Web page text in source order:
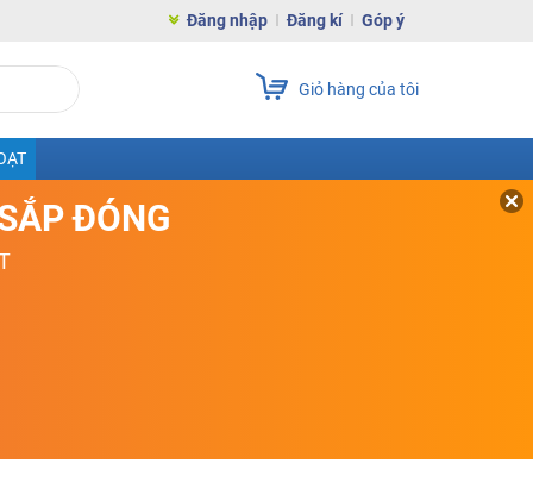
Đăng nhập Đăng kí Góp ý
Giỏ hàng của tôi
ĐÓNG